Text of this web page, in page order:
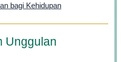
bagi Kehidupan
Unggulan